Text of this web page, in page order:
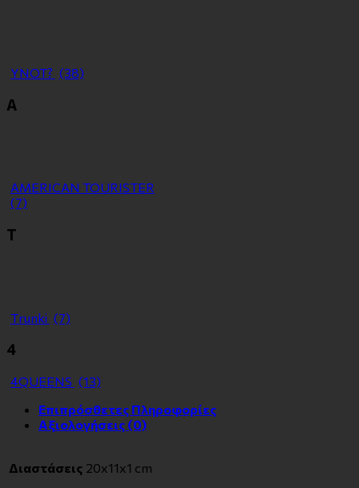
YNOT? (38)
Α
ΑMERICAN TOURISTER
(7)
Τ
Τrunki (7)
4
4QUEENS (13)
Επιπρόσθετες Πληροφορίες
Αξιολογήσεις (0)
Διαστάσεις 20x11x1 cm